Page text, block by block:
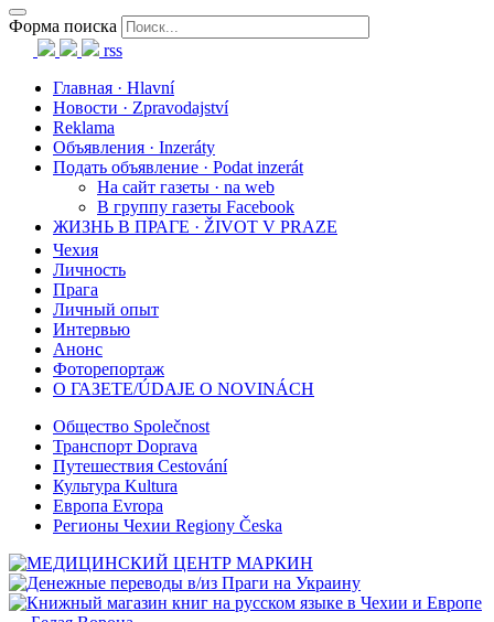
Форма поиска
rss
Главная · Hlavní
Новости · Zpravodajství
Reklama
Объявления · Inzeráty
Подать объявление · Podat inzerát
На сайт газеты · na web
В группу газеты Facebook
ЖИЗНЬ В ПРАГЕ · ŽIVOT V PRAZE
Чехия
Личность
Прага
Личный опыт
Интервью
Анонс
Фоторепортаж
О ГАЗЕТЕ/ÚDAJE O NOVINÁCH
Общество Společnost
Транспорт Doprava
Путешествия Cestování
Культура Kultura
Европа Evropa
Регионы Чехии Regiony Česka